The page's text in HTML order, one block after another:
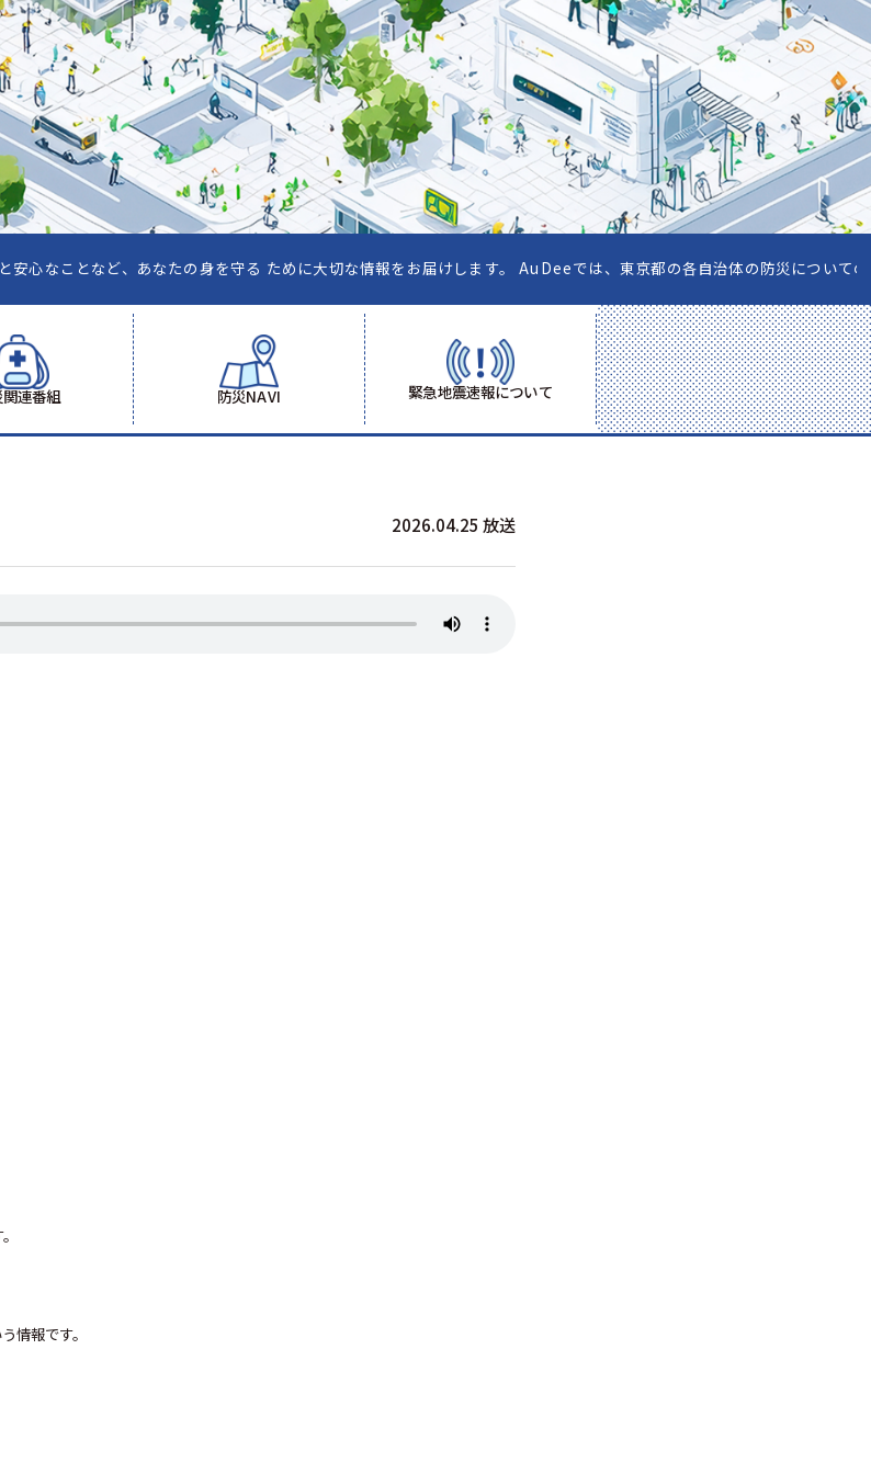
あなたの身を守る ために大切な情報をお届けします。 AuDeeでは、東京都の各自治体の防災についてのコンテンツを
関連番組 防災NAVI 緊急地震速報について
2026.04.25 放送
情報です。